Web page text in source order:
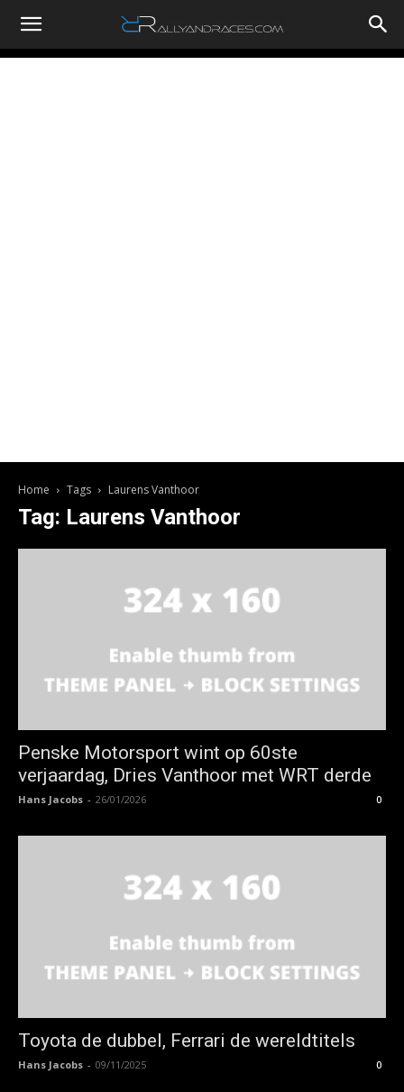
RallyandRaces.com
Home Tags Laurens Vanthoor
Tag: Laurens Vanthoor
Penske Motorsport wint op 60ste
verjaardag, Dries Vanthoor met WRT derde
Hans Jacobs - 26/01/2026 0
Toyota de dubbel, Ferrari de wereldtitels
Hans Jacobs - 09/11/2025 0